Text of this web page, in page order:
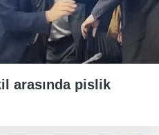
arasında pislik